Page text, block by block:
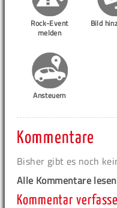
Rock-Event
melden
Bild
Ansteuern
Kommentare
Bisher gibt es noch
Alle Kommentare lesen
Kommentar